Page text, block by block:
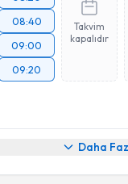
08:40
09:00
09:20
Takvim
kapalıdır
Daha